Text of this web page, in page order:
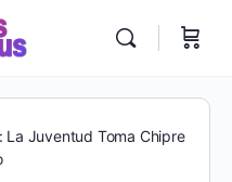
Juventud Toma Chipre